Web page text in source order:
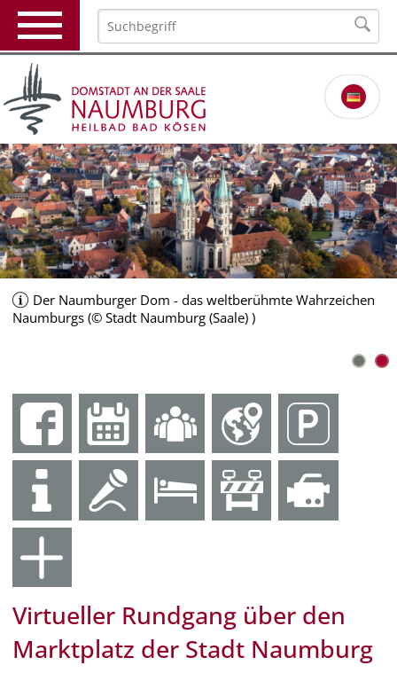
Der Naumburger Dom - das weltberühmte Wahrzeichen
Naumburgs (© Stadt Naumburg (Saale) )
Virtueller Rundgang über den
Marktplatz der Stadt Naumburg